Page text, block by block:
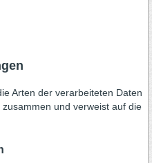
Arten der verarbeiteten Daten
und verweist auf die